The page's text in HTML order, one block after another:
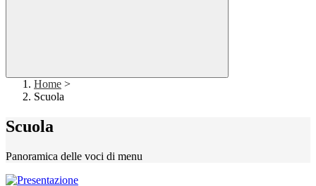
Home >
Scuola
Scuola
Panoramica delle voci di menu